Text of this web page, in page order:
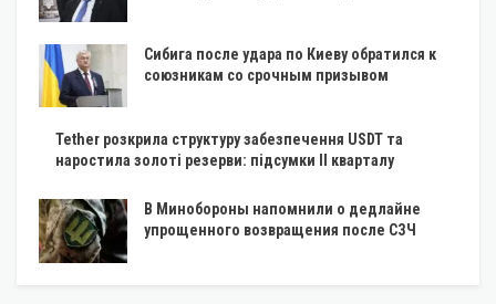
Сибига после удара по Киеву обратился к
союзникам со срочным призывом
Tether розкрила структуру забезпечення USDT та
наростила золоті резерви: підсумки II кварталу
В Минобороны напомнили о дедлайне
упрощенного возвращения после СЗЧ